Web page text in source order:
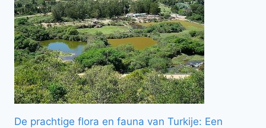
De prachtige flora en fauna van Turkije: Een